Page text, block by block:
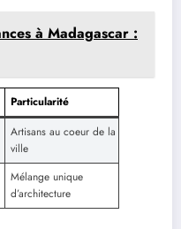
à Madagascar :
Particularité
Artisans au coeur de la
ville
Mélange unique
d’architecture